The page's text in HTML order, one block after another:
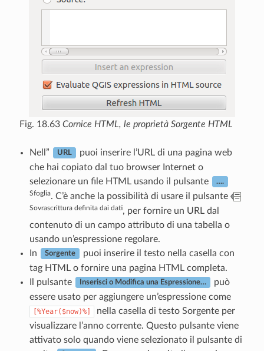
Fig. 18.63 Cornice HTML, le proprietà Sorgente HTML
Nell” URL
puoi inserire l’URL di una pagina web
che hai copiato dal tuo browser Internet o
selezionare un file HTML usando il pulsante
….
Sfoglia. C’è anche la possibilità di usare il pulsante
Sovrascrittura definita dai dati, per fornire un URL dal
contenuto di un campo attributo di una tabella o
usando un’espressione regolare.
In
Sorgente
puoi inserire il testo nella casella con
tag HTML o fornire una pagina HTML completa.
Il pulsante
Inserisci o Modifica una Espressione…
può
essere usato per aggiungere un’espressione come
[%Year($now)%]
nella casella di testo Sorgente per
visualizzare l’anno corrente. Questo pulsante viene
attivato solo quando viene selezionato il pulsante di